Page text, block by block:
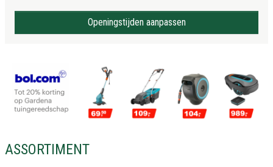
Openingstijden aanpassen
ASSORTIMENT